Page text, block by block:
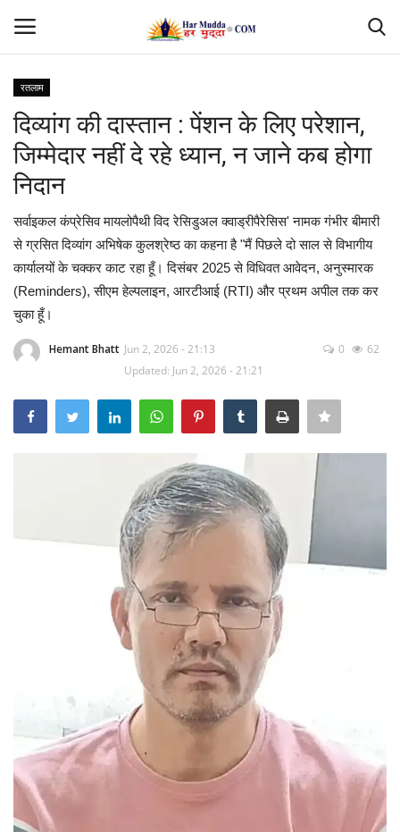
Home
देश
मध्यप्रदेश
छत्तीसगढ़
अंतर्राष्ट्रीय
धर्म-संस्कृति
विचार सरोकार
खेल सरोकार
रतलाम
दिव्यांग की दास्तान : पेंशन के लिए परेशान,
जिम्मेदार नहीं दे रहे ध्यान, न जाने कब होगा
निदान
सर्वाइकल कंप्रेसिव मायलोपैथी विद रेसिडुअल क्वाड्रीपैरेसिस' नामक गंभीर बीमारी
से ग्रसित दिव्यांग अभिषेक कुलश्रेष्ठ का कहना है "मैं पिछले दो साल से विभागीय
कार्यालयों के चक्कर काट रहा हूँ। दिसंबर 2025 से विधिवत आवेदन, अनुस्मारक
(Reminders), सीएम हेल्पलाइन, आरटीआई (RTI) और प्रथम अपील तक कर
चुका हूँ।
Hemant Bhatt Jun 2, 2026 - 21:13
Updated: Jun 2, 2026 - 21:21
0 62